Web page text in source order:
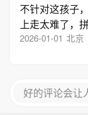
不针对这孩子
上走太难了，
源、机会。毛
2026-01-01 北京
好的评论会让